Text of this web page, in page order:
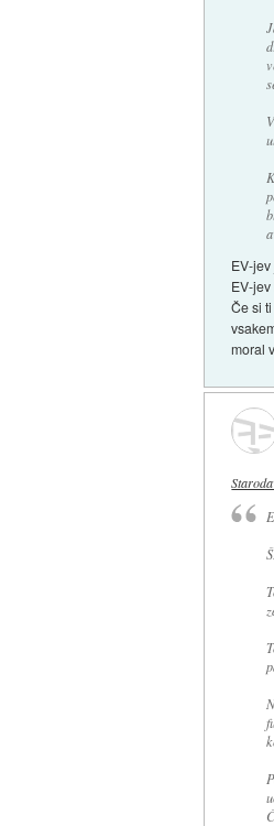
EV-
EV-
Če si
moral